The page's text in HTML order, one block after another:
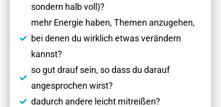
sondern halb voll)?
mehr Energie haben, Themen anzugehen,
bei denen du wirklich etwas verändern
kannst?
so gut drauf sein, so dass du darauf
angesprochen wirst?
dadurch andere leicht mitreißen?